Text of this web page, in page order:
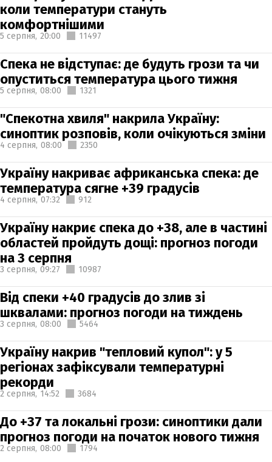
коли температури стануть
комфортнішими
5 серпня, 20:00 11497
Спека не відступає: де будуть грози та чи
опуститься температура цього тижня
5 серпня, 08:00 1321
"Спекотна хвиля" накрила Україну:
синоптик розповів, коли очікуються зміни
4 серпня, 08:00 2350
Україну накриває африканська спека: де
температура сягне +39 градусів
4 серпня, 07:32 912
Україну накриє спека до +38, але в частині
областей пройдуть дощі: прогноз погоди
на 3 серпня
3 серпня, 09:27 10987
Від спеки +40 градусів до злив зі
шквалами: прогноз погоди на тиждень
3 серпня, 08:00 5464
Україну накрив "тепловий купол": у 5
регіонах зафіксували температурні
рекорди
2 серпня, 14:52 3684
До +37 та локальні грози: синоптики дали
прогноз погоди на початок нового тижня
2 серпня, 08:00 1794